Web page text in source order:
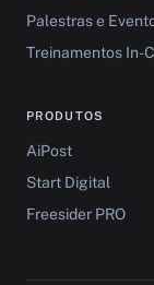
Palestras e
Treinamentos In-
PRODUTOS
AiPost
Start Digital
Freesider PRO